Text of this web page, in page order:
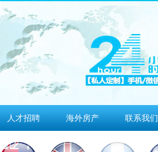
人才招聘 海外房产 联系我们